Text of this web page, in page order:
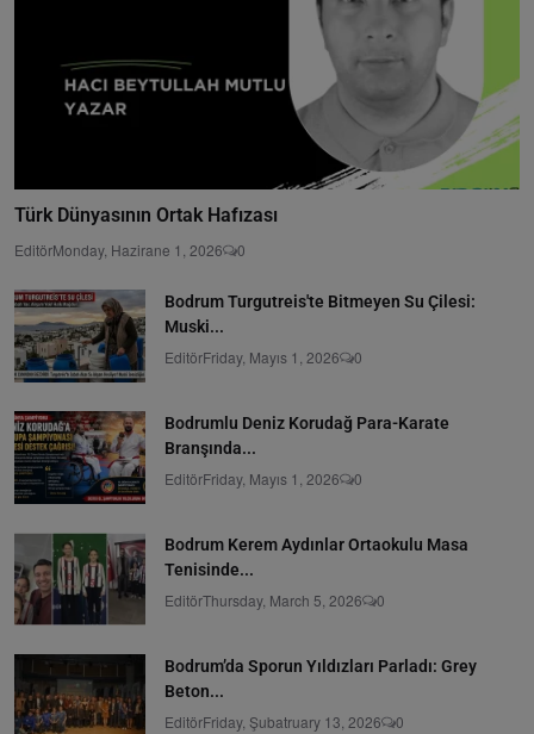
Türk Dünyasının Ortak Hafızası
EditörMonday, Hazirane 1, 2026 0
Bodrum Turgutreis'te Bitmeyen Su Çilesi:
Muski...
EditörFriday, Mayıs 1, 2026 0
Bodrumlu Deniz Korudağ Para-Karate
Branşında...
EditörFriday, Mayıs 1, 2026 0
Bodrum Kerem Aydınlar Ortaokulu Masa
Tenisinde...
EditörThursday, March 5, 2026 0
Bodrum’da Sporun Yıldızları Parladı: Grey
Beton...
EditörFriday, Şubatruary 13, 2026 0